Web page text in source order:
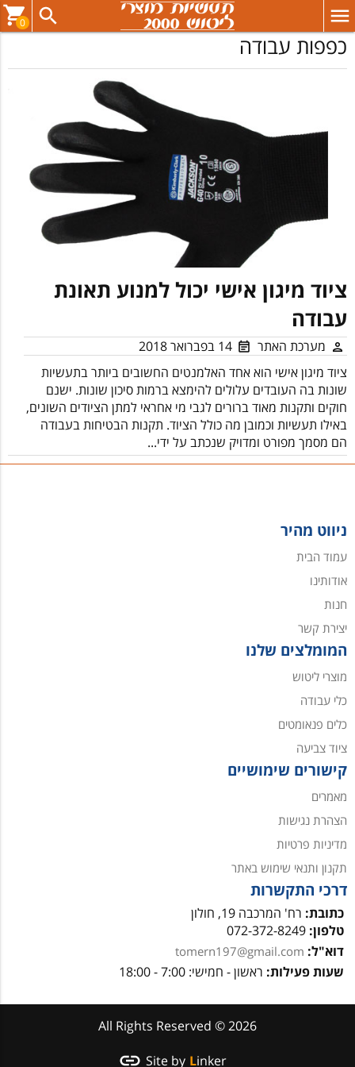
0
כפפות עבודה
ציוד מיגון אישי יכול למנוע תאונת
עבודה
מערכת האתר
14 בפברואר 2018
ציוד מיגון אישי הוא אחד האלמנטים החשובים ביותר בתעשיות
שונות בה העובדים עלולים להימצא ברמות סיכון שונות. ישנם
חוקים ותקנות מאוד ברורים לגבי מי אחראי למתן הציודים השונים,
באילו תעשיות וכמובן מה כולל הציוד. תקנות הבטיחות בעבודה
הם מסמך מפורט ומדויק שנכתב על ידי...
ניווט מהיר
עמוד הבית
אודותינו
חנות
יצירת קשר
המומלצים שלנו
מוצרי ליטוש
כלי עבודה
כלים פנאומטים
ציוד צביעה
קישורים שימושיים
מאמרים
הצהרת נגישות
מדיניות פרטיות
תקנון ותנאי שימוש באתר
דרכי התקשרות
כתובת: רח' המרכבה 19, חולון
טלפון:
דוא"ל:
שעות פעילות: ראשון - חמישי: 7:00 - 18:00
All Rights Reserved © 2026
Site by
Linker